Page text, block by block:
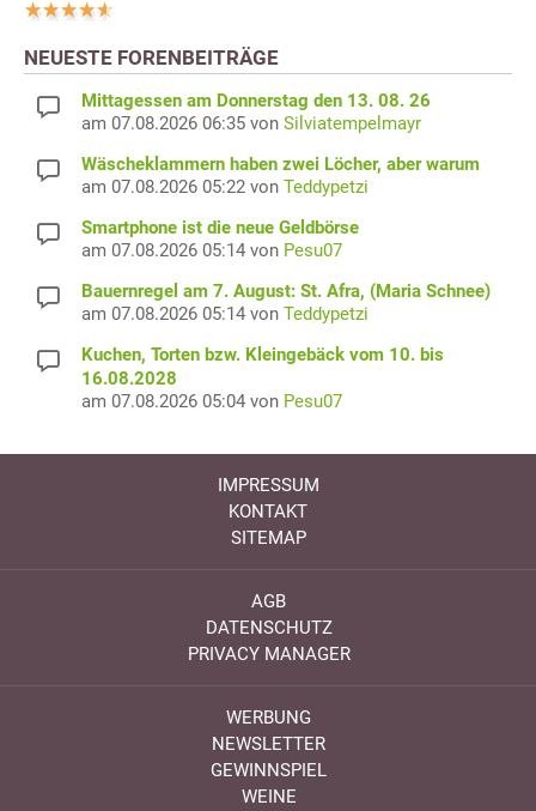
NEUESTE FORENBEITRÄGE
Mittagessen am Donnerstag den 13. 08. 26
am 07.08.2026 06:35 von Silviatempelmayr
Wäscheklammern haben zwei Löcher, aber warum
am 07.08.2026 05:22 von Teddypetzi
Smartphone ist die neue Geldbörse
am 07.08.2026 05:14 von Pesu07
Bauernregel am 7. August: St. Afra, (Maria Schnee)
am 07.08.2026 05:14 von Teddypetzi
Kuchen, Torten bzw. Kleingebäck vom 10. bis
16.08.2028
am 07.08.2026 05:04 von Pesu07
IMPRESSUM
KONTAKT
SITEMAP
AGB
DATENSCHUTZ
PRIVACY MANAGER
WERBUNG
NEWSLETTER
GEWINNSPIEL
WEINE